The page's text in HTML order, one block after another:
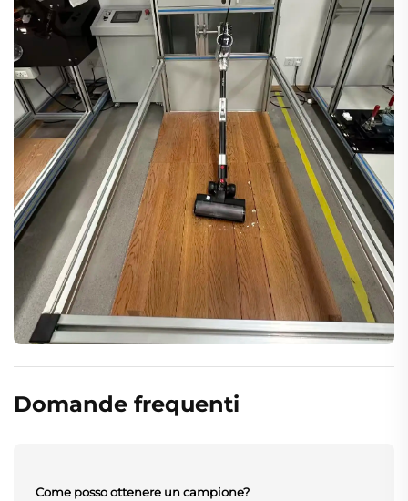
Domande frequenti
Come posso ottenere un campione?